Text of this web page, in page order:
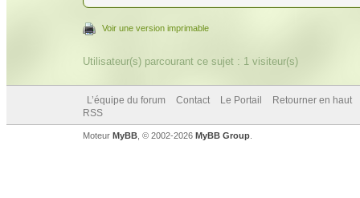
Voir une version imprimable
Utilisateur(s) parcourant ce sujet : 1 visiteur(s)
L’équipe du forum Contact Le Portail
Retourner en haut
RSS
Moteur MyBB , © 2002-2026 MyBB Group